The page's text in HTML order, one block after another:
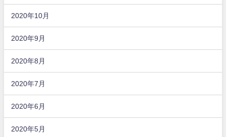
2020年10月
2020年9月
2020年8月
2020年7月
2020年6月
2020年5月